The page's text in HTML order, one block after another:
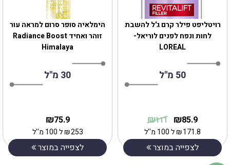
‎הימלאיה סופר סרום למראה עור
זוהר ואחיד Radiance Boost
Himalaya
30 מ"ל
75.9
₪
253
₪ל 100 מ''ל
לצפייה במוצר
רויטליפט פילר קרם ג'ל להשבת
לחות ונפח לפנים לוריאל-
LOREAL
50 מ"ל
85.9
₪
111
₪
171.8
₪ל 100 מ''ל
לצפייה במוצר